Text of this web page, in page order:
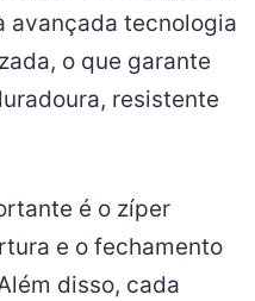
avançada tecnologia
o que garante
resistente
é o zíper
e o fechamento
disso, cada